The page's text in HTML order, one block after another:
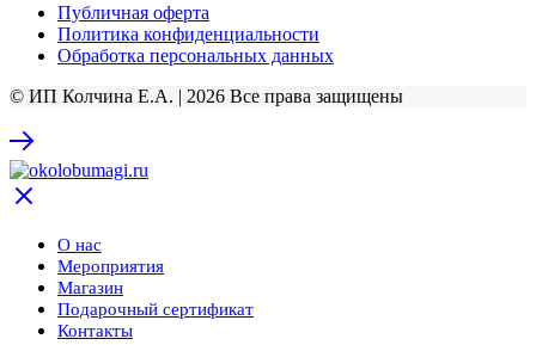
Публичная оферта
Политика конфиденциальности
Обработка персональных данных
© ИП Колчина Е.А. | 2026 Все права защищены
О нас
Мероприятия
Магазин
Подарочный сертификат
Контакты